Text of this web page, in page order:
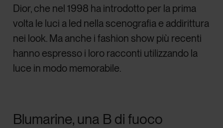
Dior, che nel 1998 ha introdotto per la prima
volta le luci a led nella scenografia e addirittura
nei look. Ma anche i fashion show più recenti
hanno espresso i loro racconti utilizzando la
luce in modo memorabile.
Blumarine, una B di fuoco